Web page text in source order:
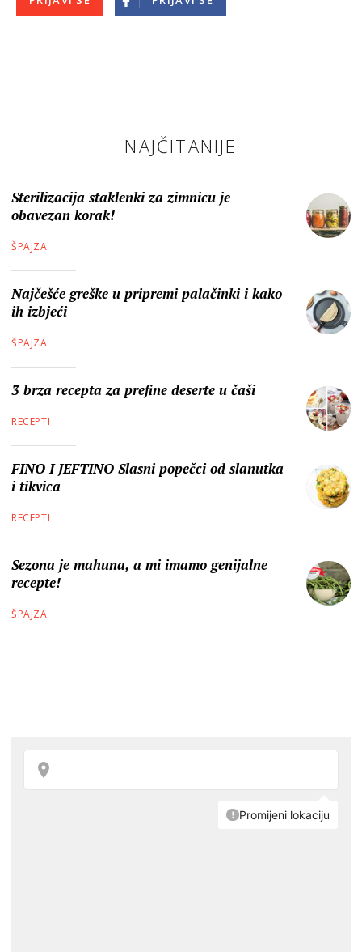
NAJČITANIJE
Sterilizacija staklenki za zimnicu je
obavezan korak!
ŠPAJZA
Najčešće greške u pripremi palačinki i kako
ih izbjeći
ŠPAJZA
3 brza recepta za prefine deserte u čaši
RECEPTI
FINO I JEFTINO Slasni popečci od slanutka
i tikvica
RECEPTI
Sezona je mahuna, a mi imamo genijalne
recepte!
ŠPAJZA